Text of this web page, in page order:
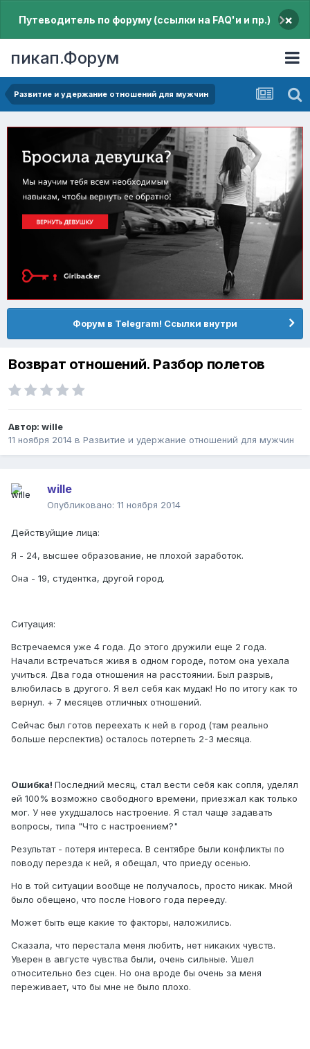
Путеводитель по форуму (ссылки на FAQ'и и пр.) ×
пикап.Форум
Pазвитие и удержание отношений для мужчин
Форум в Telegram! Ссылки внутри
Возврат отношений. Разбор полетов
Автор: wille
11 ноября 2014 в Pазвитие и удержание отношений для мужчин
wille
Опубликовано: 11 ноября 2014
Действуйщие лица:
Я - 24, высшее образование, не плохой заработок.
Она - 19, студентка, другой город.
Ситуация:
Встречаемся уже 4 года. До этого дружили еще 2 года.
Начали встречаться живя в одном городе, потом она уехала
учиться. Два года отношения на расстоянии. Был разрыв,
влюбилась в другого. Я вел себя как мудак! Но по итогу как то
вернул. + 7 месяцев отличных отношений.
Сейчас был готов переехать к ней в город (там реально
больше перспектив) осталось потерпеть 2-3 месяца.
Ошибка! Последний месяц, стал вести себя как сопля, уделял
ей 100% возможно свободного времени, приезжал как только
мог. У нее ухудшалось настроение. Я стал чаще задавать
вопросы, типа "Что с настроением?"
Результат - потеря интереса. В сентябре были конфликты по
поводу перезда к ней, я обещал, что приеду осенью.
Но в той ситуации вообще не получалось, просто никак. Мной
было обещено, что после Нового года перееду.
Может быть еще какие то факторы, наложились.
Сказала, что перестала меня любить, нет никаких чувств.
Уверен в августе чувства были, очень сильные. Ушел
относительно без сцен. Но она вроде бы очень за меня
переживает, что бы мне не было плохо.